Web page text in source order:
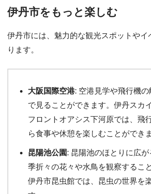
伊丹市をもっと楽しむ
伊丹市には、魅力的な観光スポットやイ
ります。
大阪国際空港: 空港見学や飛行機
で見ることができます。伊丹スカ
フロントオアシス下河原では、飛
ら食事や休憩を楽しむことができま
昆陽池公園: 昆陽池のほとりに広
季折々の花々や水鳥を観察するこ
伊丹市昆虫館では、昆虫の世界を